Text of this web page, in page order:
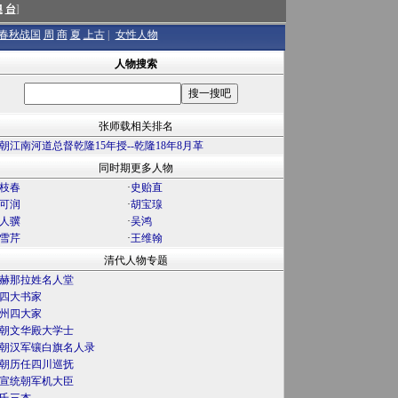
台]
秋战国 周 商 夏 上古 女性人物
人物搜索
张师载相关排名
江南河道总督乾隆15年授--乾隆18年8月革
同时期更多人物
春
·史贻直
润
·胡宝瑔
骥
·吴鸿
芹
·王维翰
清代人物专题
那拉姓名人堂
大书家
四大家
文华殿大学士
汉军镶白旗名人录
历任四川巡抚
统朝军机大臣